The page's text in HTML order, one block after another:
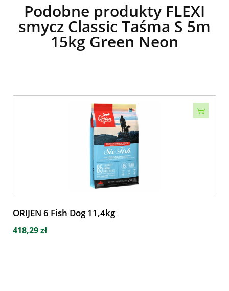
Podobne produkty FLEXI
smycz Classic Taśma S 5m
15kg Green Neon
ORIJEN 6 Fish Dog 11,4kg
418,29 zł